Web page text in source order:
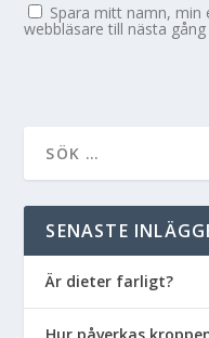
Spara mitt namn, min
webbläsare till nästa
SENASTE
Är dieter farligt?